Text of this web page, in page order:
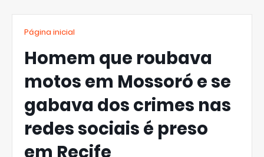
Página inicial
Homem que roubava
motos em Mossoró e se
gabava dos crimes nas
redes sociais é preso
em Recife